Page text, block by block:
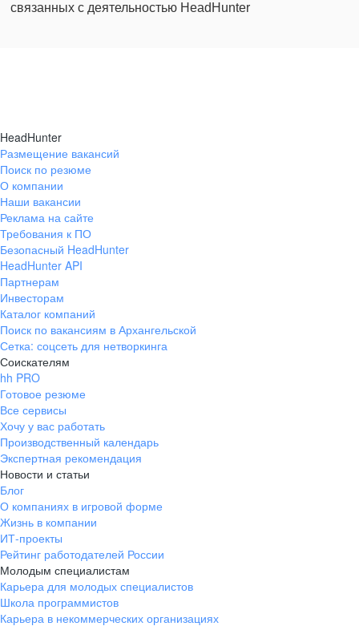
связанных с деятельностью HeadHunter
HeadHunter
Размещение вакансий
Поиск по резюме
О компании
Наши вакансии
Реклама на сайте
Требования к ПО
Безопасный HeadHunter
HeadHunter API
Партнерам
Инвесторам
Каталог компаний
Поиск по вакансиям в Архангельской
Сетка: соцсеть для нетворкинга
Соискателям
hh PRO
Готовое резюме
Все сервисы
Хочу у вас работать
Производственный календарь
Экспертная рекомендация
Новости и статьи
Блог
О компаниях в игровой форме
Жизнь в компании
ИТ-проекты
Рейтинг работодателей России
Молодым специалистам
Карьера для молодых специалистов
Школа программистов
Карьера в некоммерческих организациях